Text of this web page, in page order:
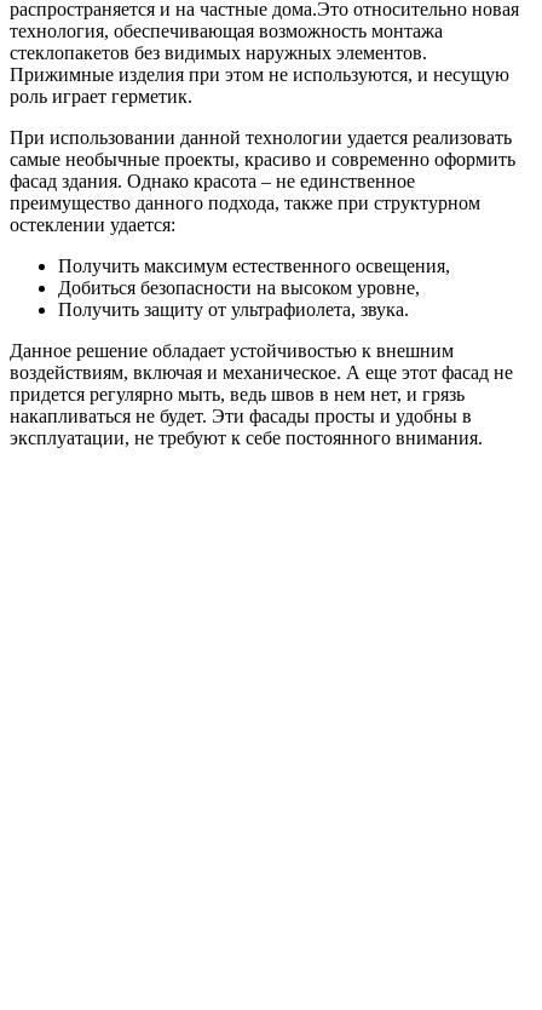
распространяется и на частные дома.Это относительно новая
технология, обеспечивающая возможность монтажа
стеклопакетов без видимых наружных элементов.
Прижимные изделия при этом не используются, и несущую
роль играет герметик.
При использовании данной технологии удается реализовать
самые необычные проекты, красиво и современно оформить
фасад здания. Однако красота – не единственное
преимущество данного подхода, также при структурном
остеклении удается:
Получить максимум естественного освещения,
Добиться безопасности на высоком уровне,
Получить защиту от ультрафиолета, звука.
Данное решение обладает устойчивостью к внешним
воздействиям, включая и механическое. А еще этот фасад не
придется регулярно мыть, ведь швов в нем нет, и грязь
накапливаться не будет. Эти фасады просты и удобны в
эксплуатации, не требуют к себе постоянного внимания.